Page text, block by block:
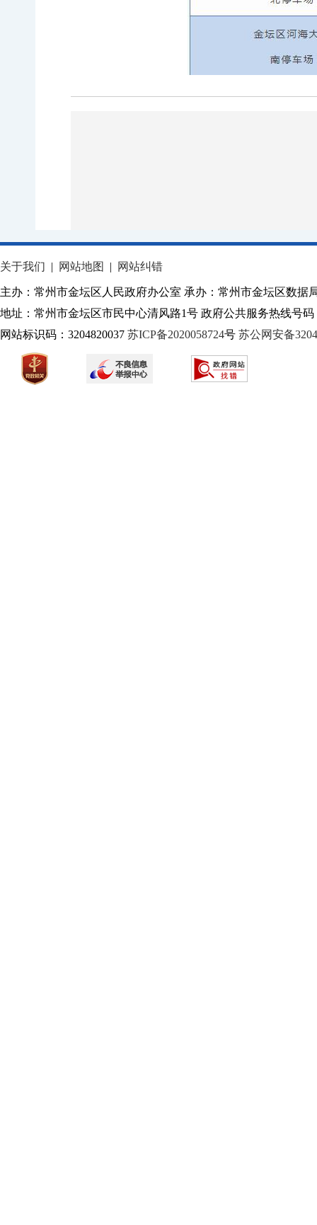
关于我们 | 网站地图 | 网站纠错
主办：常州市金坛区人民政府办公室 承办：常州市金坛区数据
地址：常州市金坛区市民中心清风路1号 政府公共服务热线号码
网站标识码：3204820037 苏ICP备2020058724号 苏公网安备